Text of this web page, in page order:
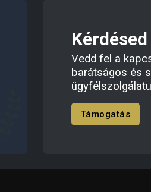
Vedd fel a
barátságos és
Támogatás